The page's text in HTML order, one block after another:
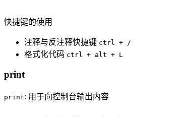
快捷键的使用
注释与反注释快捷键 ctrl + /
格式化代码 ctrl + alt + L
print
print: 用于向控制台输出内容